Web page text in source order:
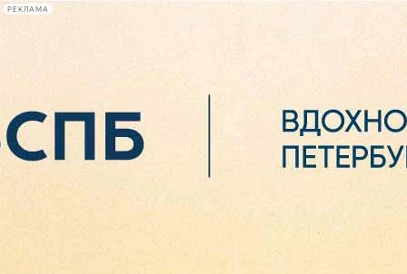
РЕКЛАМА
Сегодня:
2026.08.06
23:26